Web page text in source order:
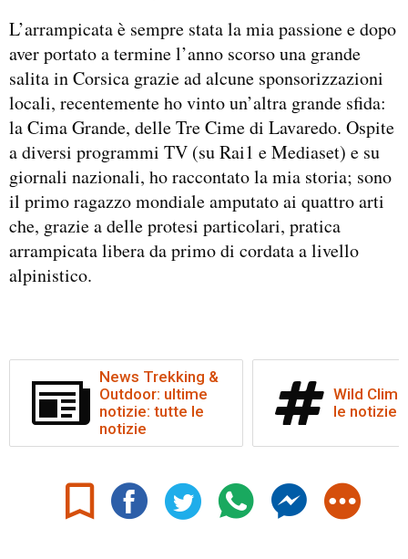
L’arrampicata è sempre stata la mia passione e dopo
aver portato a termine l’anno scorso una grande
salita in Corsica grazie ad alcune sponsorizzazioni
locali, recentemente ho vinto un’altra grande sfida:
la Cima Grande, delle Tre Cime di Lavaredo. Ospite
a diversi programmi TV (su Rai1 e Mediaset) e su
giornali nazionali, ho raccontato la mia storia; sono
il primo ragazzo mondiale amputato ai quattro arti
che, grazie a delle protesi particolari, pratica
arrampicata libera da primo di cordata a livello
alpinistico.
News Trekking &
Outdoor: ultime
notizie: tutte le
notizie
Wild
le notizie